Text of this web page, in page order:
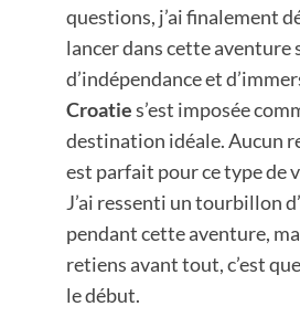
questions, j’ai finalement
lancer dans cette aventure
d’indépendance et
Croaties’est imposée
destination idéale. Aucun
est parfait pour ce type de
J’ai ressenti un tourbillon
pendant cette aventure,
retiens avant tout, c’est
le début.